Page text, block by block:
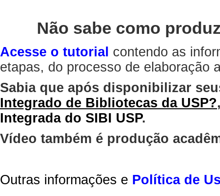
Não sabe como
Acesse o tutorial contendo as
etapas, do processo de elaboração
Sabia que após disponibilizar
Integrado de Bibliotecas da USP?
Integrada do SIBI USP.
Vídeo também é produção
Outras informações e Política de